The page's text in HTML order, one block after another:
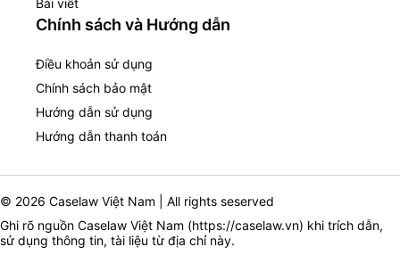
Bài viết
Chính sách và Hướng dẫn
Điều khoản sử dụng
Chính sách bảo mật
Hướng dẫn sử dụng
Hướng dẫn thanh toán
© 2026 Caselaw Việt Nam | All rights seserved
Ghi rõ nguồn Caselaw Việt Nam (https://caselaw.vn) khi trích dẫn,
sử dụng thông tin, tài liệu từ địa chỉ này.